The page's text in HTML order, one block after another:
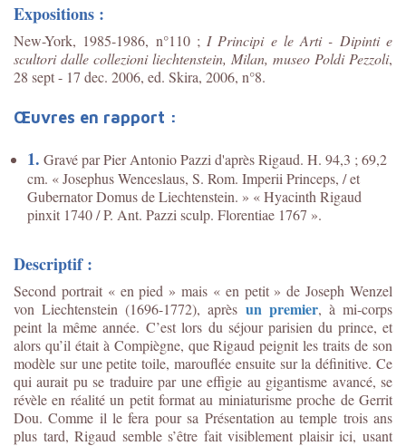
Expositions :
New-York, 1985-1986, n°110 ; I Principi e le Arti - Dipinti e
scultori dalle collezioni liechtenstein, Milan, museo Poldi Pezzoli,
28 sept - 17 dec. 2006, ed. Skira, 2006, n°8.
Œuvres en rapport :
1. Gravé par Pier Antonio Pazzi d'après Rigaud. H. 94,3 ; 69,2
cm. « Josephus Wenceslaus, S. Rom. Imperii Princeps, / et
Gubernator Domus de Liechtenstein. » « Hyacinth Rigaud
pinxit 1740 / P. Ant. Pazzi sculp. Florentiae 1767 ».
Descriptif :
Second portrait « en pied » mais « en petit » de Joseph Wenzel
von Liechtenstein (1696-1772), après un premier, à mi-corps
peint la même année.C’est lors du séjour parisien du prince, et
alors qu’il était à Compiègne, que Rigaud peignit les traits de son
modèle sur une petite toile, marouflée ensuite sur la définitive. Ce
qui aurait pu se traduire par une effigie au gigantisme avancé, se
révèle en réalité un petit format au miniaturisme proche de Gerrit
Dou. Comme il le fera pour sa Présentation au temple trois ans
plus tard, Rigaud semble s’être fait visiblement plaisir ici, usant